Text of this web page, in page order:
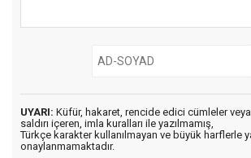
UYARI: Küfür, hakaret, rencide edici cümleler
saldırı içeren, imla kuralları ile yazılmamış,
Türkçe karakter kullanılmayan ve büyük harflerle
onaylanmamaktadır.